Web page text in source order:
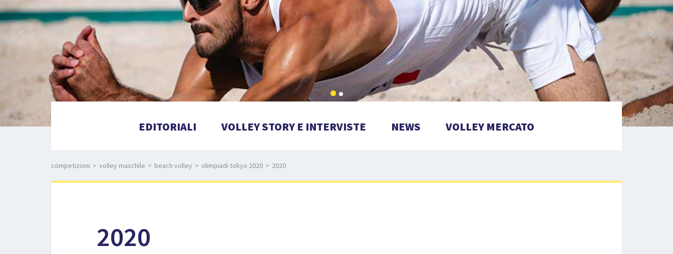
‹ ›
EDITORIALI VOLLEY STORY E INTERVISTE NEWS VOLLEY MERCATO
competizioni > volley maschile > beach volley > olimpiadi tokyo 2020 > 2020
2020